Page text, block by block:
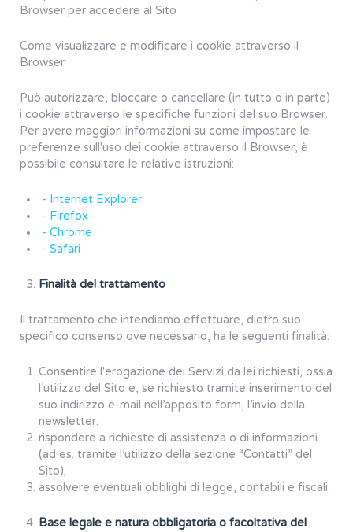
Browser per accedere al Sito
Come visualizzare e modificare i cookie attraverso il
Browser
Può autorizzare, bloccare o cancellare (in tutto o in parte)
i cookie attraverso le specifiche funzioni del suo Browser.
Per avere maggiori informazioni su come impostare le
preferenze sull'uso dei cookie attraverso il Browser, è
possibile consultare le relative istruzioni:
- Internet Explorer
- Firefox
- Chrome
- Safari
Finalità del trattamento
Il trattamento che intendiamo effettuare, dietro suo
specifico consenso ove necessario, ha le seguenti finalità:
Consentire l'erogazione dei Servizi da lei richiesti, ossia
l’utilizzo del Sito e, se richiesto tramite inserimento del
suo indirizzo e-mail nell’apposito form, l’invio della
newsletter.
rispondere a richieste di assistenza o di informazioni
(ad es. tramite l’utilizzo della sezione “Contatti” del
Sito);
assolvere eventuali obblighi di legge, contabili e fiscali.
Base legale e natura obbligatoria o facoltativa del